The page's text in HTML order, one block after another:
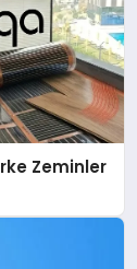
Zeminler